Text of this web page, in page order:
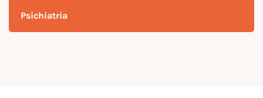
Psichiatria